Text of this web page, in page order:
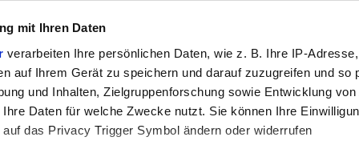
mit Ihren Daten
verarbeiten Ihre persönlichen Daten, wie z. B. Ihre IP-
auf Ihrem Gerät zu speichern und darauf zuzugreifen und so
und Inhalten, Zielgruppenforschung sowie Entwicklung
Daten für welche Zwecke nutzt. Sie können Ihre
das Privacy Trigger Symbol ändern oder widerrufen